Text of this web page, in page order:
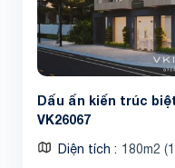
Dấu ấn kiến trúc
VK26067
Diện tích 180m2